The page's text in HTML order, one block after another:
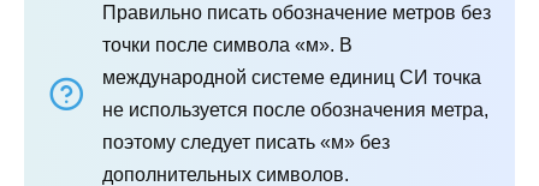
Правильно писать обозначение метров без
точки после символа «м». В
международной системе единиц СИ точка
не используется после обозначения метра,
поэтому следует писать «м» без
дополнительных символов.